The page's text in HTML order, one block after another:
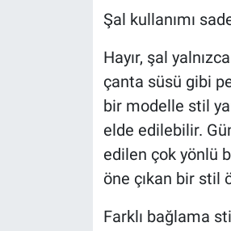
Şal kullanımı
Hayır, şal
çanta süsü gibi
bir modelle stil
elde edilebilir.
edilen çok yönlü
öne çıkan bir stil
Farklı bağlama